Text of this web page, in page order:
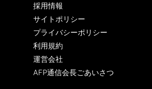
採用情報
サイトポリシー
プライバシーポリシー
利用規約
運営会社
AFP通信会長ごあいさつ